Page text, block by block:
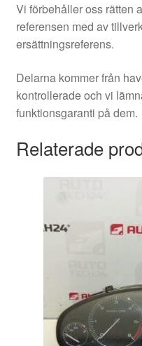
Vi förbehåller oss rätten
referensen med av
ersättningsreferens.
Delarna kommer från
kontrollerade och vi
funktionsgaranti på dem.
Relaterade